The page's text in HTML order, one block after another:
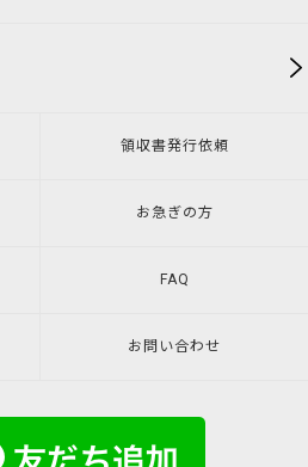
領収書発行依頼
お急ぎの方
FAQ
お問い合わせ